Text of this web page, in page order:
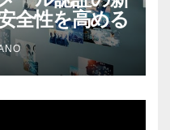
全性を高める